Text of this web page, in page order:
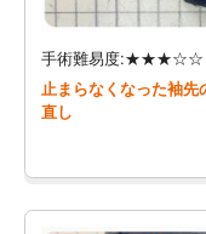
手術難易度:★★★☆☆
止まらなくなった袖
直し